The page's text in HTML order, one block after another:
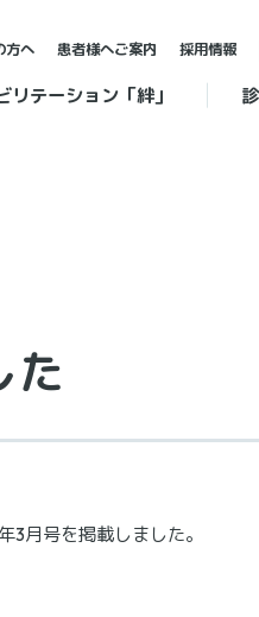
リテーション「絆」
方へ 患者様へご案内 採用情報
た
月号を掲載しました。